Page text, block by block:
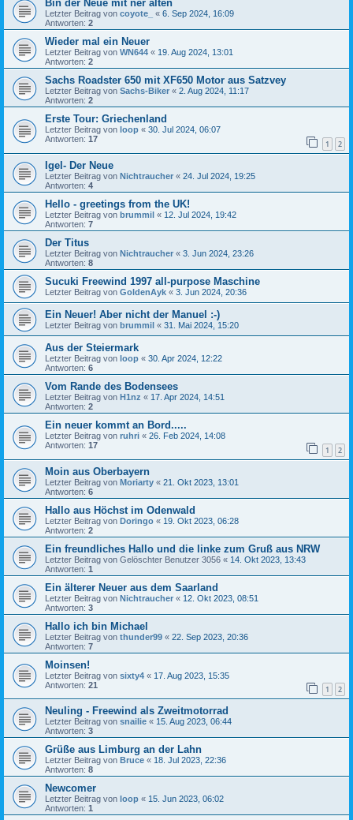
Bin der Neue mit ner alten
Letzter Beitrag von coyote_ « 6. Sep 2024, 16:09
Antworten: 2
Wieder mal ein Neuer
Letzter Beitrag von WN644 « 19. Aug 2024, 13:01
Antworten: 2
Sachs Roadster 650 mit XF650 Motor aus Satzvey
Letzter Beitrag von Sachs-Biker « 2. Aug 2024, 11:17
Antworten: 2
Erste Tour: Griechenland
Letzter Beitrag von loop « 30. Jul 2024, 06:07
Antworten: 17 1 2
Igel- Der Neue
Letzter Beitrag von Nichtraucher « 24. Jul 2024, 19:25
Antworten: 4
Hello - greetings from the UK!
Letzter Beitrag von brummil « 12. Jul 2024, 19:42
Antworten: 7
Der Titus
Letzter Beitrag von Nichtraucher « 3. Jun 2024, 23:26
Antworten: 8
Sucuki Freewind 1997 all-purpose Maschine
Letzter Beitrag von GoldenAyk « 3. Jun 2024, 20:36
Ein Neuer! Aber nicht der Manuel :-)
Letzter Beitrag von brummil « 31. Mai 2024, 15:20
Aus der Steiermark
Letzter Beitrag von loop « 30. Apr 2024, 12:22
Antworten: 6
Vom Rande des Bodensees
Letzter Beitrag von H1nz « 17. Apr 2024, 14:51
Antworten: 2
Ein neuer kommt an Bord.....
Letzter Beitrag von ruhri « 26. Feb 2024, 14:08
Antworten: 17 1 2
Moin aus Oberbayern
Letzter Beitrag von Moriarty « 21. Okt 2023, 13:01
Antworten: 6
Hallo aus Höchst im Odenwald
Letzter Beitrag von Doringo « 19. Okt 2023, 06:28
Antworten: 2
Ein freundliches Hallo und die linke zum Gruß aus NRW
Letzter Beitrag von Gelöschter Benutzer 3056 « 14. Okt 2023, 13:43
Antworten: 1
Ein älterer Neuer aus dem Saarland
Letzter Beitrag von Nichtraucher « 12. Okt 2023, 08:51
Antworten: 3
Hallo ich bin Michael
Letzter Beitrag von thunder99 « 22. Sep 2023, 20:36
Antworten: 7
Moinsen!
Letzter Beitrag von sixty4 « 17. Aug 2023, 15:35
Antworten: 21 1 2
Neuling - Freewind als Zweitmotorrad
Letzter Beitrag von snailie « 15. Aug 2023, 06:44
Antworten: 3
Grüße aus Limburg an der Lahn
Letzter Beitrag von Bruce « 18. Jul 2023, 22:36
Antworten: 8
Newcomer
Letzter Beitrag von loop « 15. Jun 2023, 06:02
Antworten: 1